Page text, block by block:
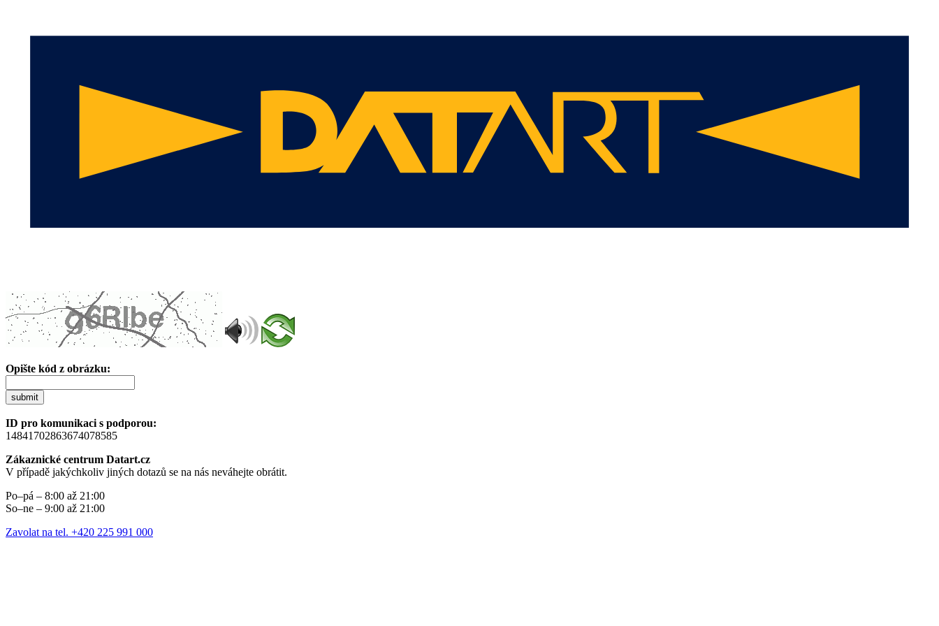
Opište kód z obrázku:
submit
ID pro komunikaci s podporou:
14841702863674078585
Zákaznické centrum Datart.cz
V případě jakýchkoliv jiných dotazů se na nás neváhejte obrátit.
Po–pá – 8:00 až 21:00
So–ne – 9:00 až 21:00
Zavolat na tel. +420 225 991 000